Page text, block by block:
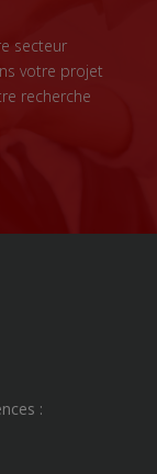
secteur
votre projet
recherche
: